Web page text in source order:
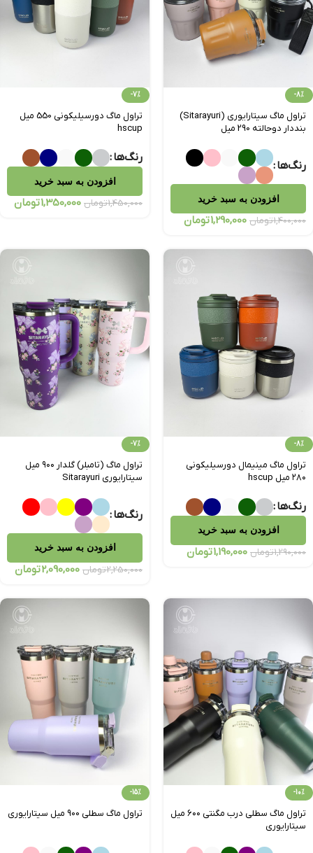
-8%
تراول‌ ماگ سیتارایوری (Sitarayuri)
بنددار دوحالته 290 میل
رنگ‌ها
افزودن به سبد خرید
1,400,000تومان 1,290,000تومان
-7%
تراول‌ ماگ دورسیلیکونی 550 میل
hscup
رنگ‌ها
افزودن به سبد خرید
1,450,000تومان 1,350,000تومان
-8%
تراول‌ ماگ مینیمال دورسیلیکونی
۲۸۰ میل hscup
رنگ‌ها
افزودن به سبد خرید
1,290,000تومان 1,190,000تومان
-7%
تراول ماگ (تامبلر) گلدار ۹۰۰ میل
سیتارایوری Sitarayuri
رنگ‌ها
افزودن به سبد خرید
2,250,000تومان 2,090,000تومان
-10%
تراول ماگ سطلی درب مگنتی ۶۰۰ میل
سیتارایوری
-15%
تراول ماگ سطلی 900 میل سیتارایوری